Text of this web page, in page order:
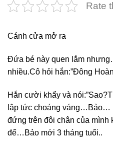
Rate
Cánh cửa mở ra
Đứa bé này quen lắm
nhiều.Cô hỏi hắn:”Đông
Hắn cười khẩy và
lập tức choáng váng…Bảo…
đứng trên đôi chân của mình
để…Bảo mới 3 tháng tuổi..